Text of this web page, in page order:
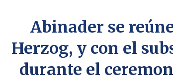
Abinader se
Herzog, y con el
durante el